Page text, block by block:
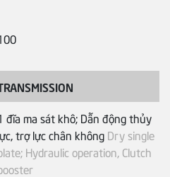
đĩa ma sát khô; Dẫn động thủy
trợ lực chân không Dry single
Hydraulic operation, Clutch